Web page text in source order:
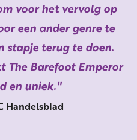
voor het vervolg op
een ander genre te
stapje terug te doen.
The Barefoot Emperor
en uniek.
Handelsblad